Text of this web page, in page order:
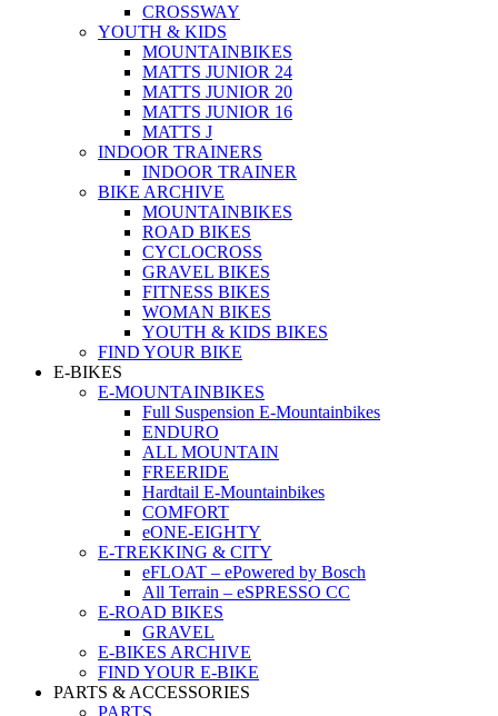
CROSSWAY
YOUTH & KIDS
MOUNTAINBIKES
MATTS JUNIOR 24
MATTS JUNIOR 20
MATTS JUNIOR 16
MATTS J
INDOOR TRAINERS
INDOOR TRAINER
BIKE ARCHIVE
MOUNTAINBIKES
ROAD BIKES
CYCLOCROSS
GRAVEL BIKES
FITNESS BIKES
WOMAN BIKES
YOUTH & KIDS BIKES
FIND YOUR BIKE
E-BIKES
E-MOUNTAINBIKES
Full Suspension E-Mountainbikes
ENDURO
ALL MOUNTAIN
FREERIDE
Hardtail E-Mountainbikes
COMFORT
eONE-EIGHTY
E-TREKKING & CITY
eFLOAT – ePowered by Bosch
All Terrain – eSPRESSO CC
E-ROAD BIKES
GRAVEL
E-BIKES ARCHIVE
FIND YOUR E-BIKE
PARTS & ACCESSORIES
PARTS